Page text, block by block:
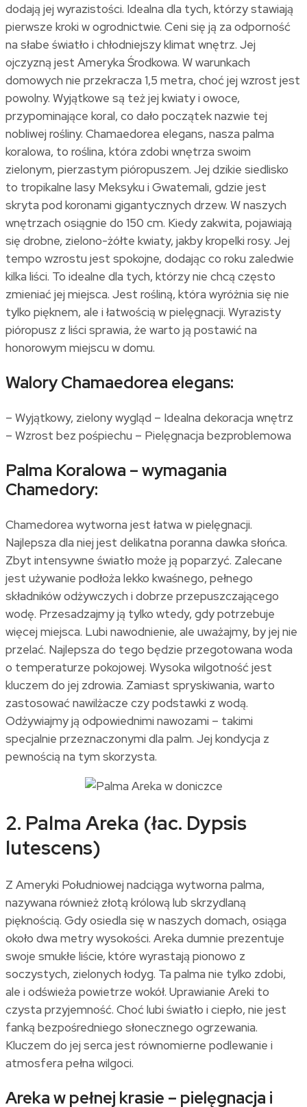
dodają jej wyrazistości. Idealna dla tych, którzy stawiają
pierwsze kroki w ogrodnictwie. Ceni się ją za odporność
na słabe światło i chłodniejszy klimat wnętrz. Jej
ojczyzną jest Ameryka Środkowa. W warunkach
domowych nie przekracza 1,5 metra, choć jej wzrost jest
powolny. Wyjątkowe są też jej kwiaty i owoce,
przypominające koral, co dało początek nazwie tej
nobliwej rośliny. Chamaedorea elegans, nasza palma
koralowa, to roślina, która zdobi wnętrza swoim
zielonym, pierzastym pióropuszem. Jej dzikie siedlisko
to tropikalne lasy Meksyku i Gwatemali, gdzie jest
skryta pod koronami gigantycznych drzew. W naszych
wnętrzach osiągnie do 150 cm. Kiedy zakwita, pojawiają
się drobne, zielono-żółte kwiaty, jakby kropelki rosy. Jej
tempo wzrostu jest spokojne, dodając co roku zaledwie
kilka liści. To idealne dla tych, którzy nie chcą często
zmieniać jej miejsca. Jest rośliną, która wyróżnia się nie
tylko pięknem, ale i łatwością w pielęgnacji. Wyrazisty
pióropusz z liści sprawia, że warto ją postawić na
honorowym miejscu w domu.
Walory Chamaedorea elegans:
– Wyjątkowy, zielony wygląd – Idealna dekoracja wnętrz
– Wzrost bez pośpiechu – Pielęgnacja bezproblemowa
Palma Koralowa – wymagania
Chamedory:
Chamedorea wytworna jest łatwa w pielęgnacji.
Najlepsza dla niej jest delikatna poranna dawka słońca.
Zbyt intensywne światło może ją poparzyć. Zalecane
jest używanie podłoża lekko kwaśnego, pełnego
składników odżywczych i dobrze przepuszczającego
wodę. Przesadzajmy ją tylko wtedy, gdy potrzebuje
więcej miejsca. Lubi nawodnienie, ale uważajmy, by jej nie
przelać. Najlepsza do tego będzie przegotowana woda
o temperaturze pokojowej. Wysoka wilgotność jest
kluczem do jej zdrowia. Zamiast spryskiwania, warto
zastosować nawilżacze czy podstawki z wodą.
Odżywiajmy ją odpowiednimi nawozami – takimi
specjalnie przeznaczonymi dla palm. Jej kondycja z
pewnością na tym skorzysta.
2. Palma Areka (łac. Dypsis
lutescens)
Z Ameryki Południowej nadciąga wytworna palma,
nazywana również złotą królową lub skrzydlaną
pięknością. Gdy osiedla się w naszych domach, osiąga
około dwa metry wysokości. Areka dumnie prezentuje
swoje smukłe liście, które wyrastają pionowo z
soczystych, zielonych łodyg. Ta palma nie tylko zdobi,
ale i odświeża powietrze wokół. Uprawianie Areki to
czysta przyjemność. Choć lubi światło i ciepło, nie jest
fanką bezpośredniego słonecznego ogrzewania.
Kluczem do jej serca jest równomierne podlewanie i
atmosfera pełna wilgoci.
Areka w pełnej krasie – pielęgnacja i